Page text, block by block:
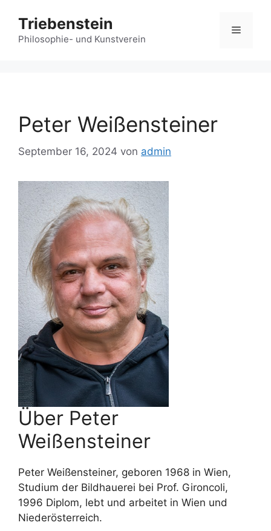
Inhalt
springen
Triebenstein
Philosophie- und Kunstverein
Menü
Peter Weißensteiner
September 16, 2024 von admin
Über Peter
Weißensteiner
Peter Weißensteiner, geboren 1968 in Wien,
Studium der Bildhauerei bei Prof. Gironcoli,
1996 Diplom, lebt und arbeitet in Wien und
Niederösterreich.